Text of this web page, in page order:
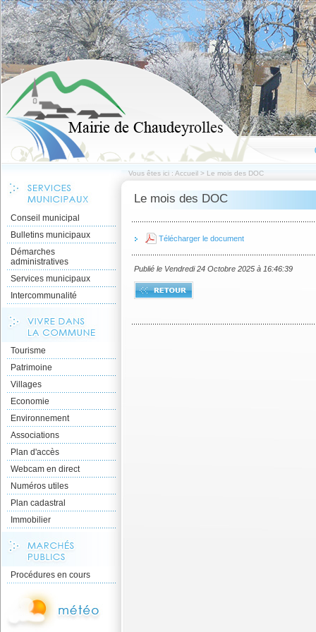
Vous êtes ici : Accueil > Le mois des DOC
Conseil municipal
Bulletins municipaux
Démarches
administratives
Services municipaux
Intercommunalité
Tourisme
Patrimoine
Villages
Economie
Environnement
Associations
Plan d'accès
Webcam en direct
Numéros utiles
Plan cadastral
Immobilier
Procédures en cours
Le mois des DOC
Télécharger le document
Publié le Vendredi 24 Octobre 2025 à 16:46:39